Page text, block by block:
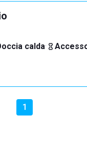
calda·
1